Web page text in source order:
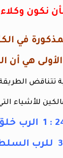
نكون
في
تتناقض الطريقة
للأشياء